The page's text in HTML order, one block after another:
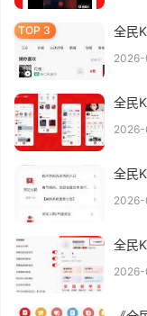
全民
全民
全民
全民